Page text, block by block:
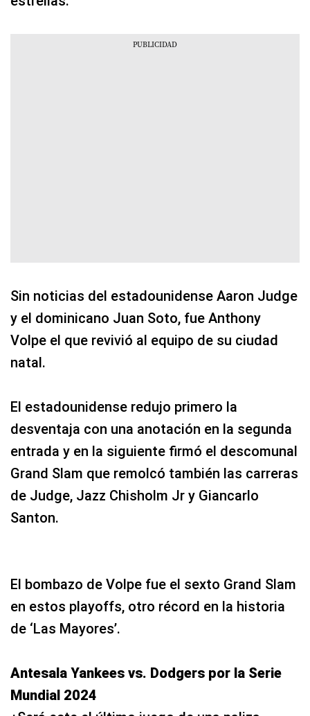
Sin noticias del estadounidense Aaron Judge
y el dominicano Juan Soto, fue Anthony
Volpe el que revivió al equipo de su ciudad
natal.
El estadounidense redujo primero la
desventaja con una anotación en la segunda
entrada y en la siguiente firmó el descomunal
Grand Slam que remolcó también las carreras
de Judge, Jazz Chisholm Jr y Giancarlo
Santon.
El bombazo de Volpe fue el sexto Grand Slam
en estos playoffs, otro récord en la historia
de ‘Las Mayores’.
Antesala Yankees vs. Dodgers por la Serie
Mundial 2024